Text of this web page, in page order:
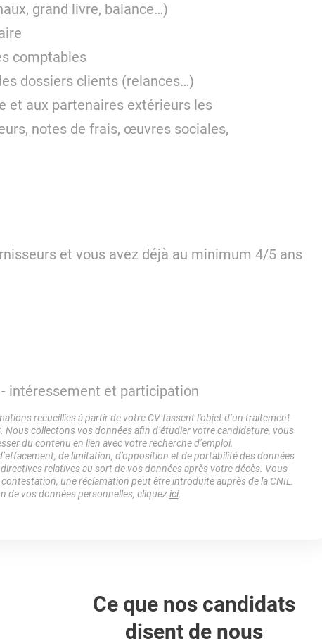
grand livre, balance…)
comptables
dossiers clients (relances…)
et aux partenaires extérieurs les
notes de frais, œuvres sociales,
et vous avez déjà au minimum 4/5 ans
intéressement et participation
recueillies à partir de votre CV fassent l’objet d’un traitement
Nous collectons vos données afin d’étudier votre candidature, vous
du contenu en lien avec votre recherche d’emploi.
de limitation, d’opposition et de portabilité des données
relatives au sort de vos données après votre décès. Vous
contestation, une réclamation peut être introduite auprès de la CNIL.
de vos données personnelles, cliquezici.
Ce que nos candidats
disent de nous